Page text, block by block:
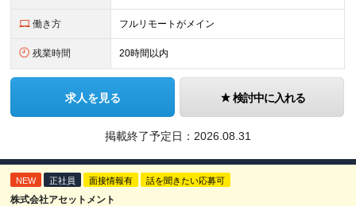
働き方 フルリモートがメイン
残業時間 20時間以内
求人を見る 検討中に入れる
掲載終了予定日： 2026.08.31
NEW 正社員 面接情報有 話を聞きたい応募可
株式会社アセットメント